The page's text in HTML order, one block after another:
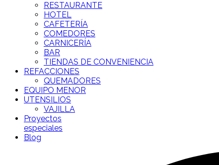
RESTAURANTE
HOTEL
CAFETERÍA
COMEDORES
CARNICERÍA
BAR
TIENDAS DE CONVENIENCIA
REFACCIONES
QUEMADORES
EQUIPO MENOR
UTENSILIOS
VAJILLA
Proyectos
especiales
Blog